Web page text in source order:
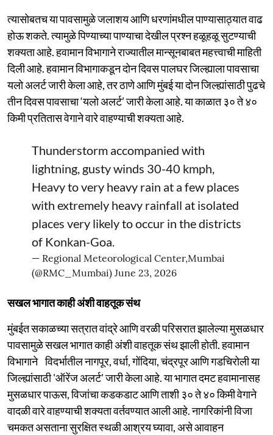
त्यासोबतच या पावसामुळे जलाशय आणि धरणांमधील पाण्यासाठ्यात वाढ
होऊ शकते. त्यामुळे पिण्याच्या पाण्याचा देखील प्रश्न हळूहळू सुटण्याची
शक्यता आहे. हवामान विभागाने राज्यातील मान्सूनबाबत महत्त्वाची माहिती
दिली आहे. हवामान विभागाकडून दोन दिवस पालघर जिल्ह्याला पावसाचा
यलो अलर्ट जारी केला आहे, तर ठाणे आणि मुंबई या दोन जिल्ह्यांसाठी पुढचे
तीन दिवस पावसाचा ‘यलो अलर्ट’ जारी केला आहे. या काळात ३० ते ४०
किमी प्रतितास वेगाने वारे वाहण्याची शक्यता आहे.
Thunderstorm accompanied with
lightning, gusty winds 30-40 kmph,
Heavy to very heavy rain at a few places
with extremely heavy rainfall at isolated
places very likely to occur in the districts
of Konkan-Goa.
— Regional Meteorological Center,Mumbai
(@RMC_Mumbai) June 23, 2026
सखल भागात काही अंशी वाहतूक संथ
मुंबईत सकाळच्या सत्रात वांद्रे आणि वरळी परिसरात झालेल्या मुसळधार
पावसामुळे सखल भागात काही अंशी वाहतूक संथ झाली होती. हवामान
विभागाने विदर्भातील नागपूर, वर्धा, गोंदिया, चंद्रपूर आणि गडचिरोली या
जिल्ह्यांसाठी 'ऑरेंज अलर्ट' जारी केला आहे. या भागात दमट हवामानासह
मुसळधार पाऊस, विजांचा कडकडाट आणि ताशी ३० ते ४० किमी वेगाने
वादळी वारे वाहण्याची शक्यता वर्तवण्यात आली आहे. नागरिकांनी विजा
चमकत असताना सुरक्षित स्थळी आश्रय घ्यावा, असे आवाहन